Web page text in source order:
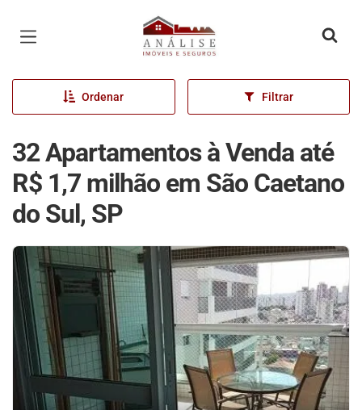
Página inicial
Ordenar Filtrar
32 Apartamentos à Venda até
R$ 1,7 milhão em São Caetano
do Sul, SP